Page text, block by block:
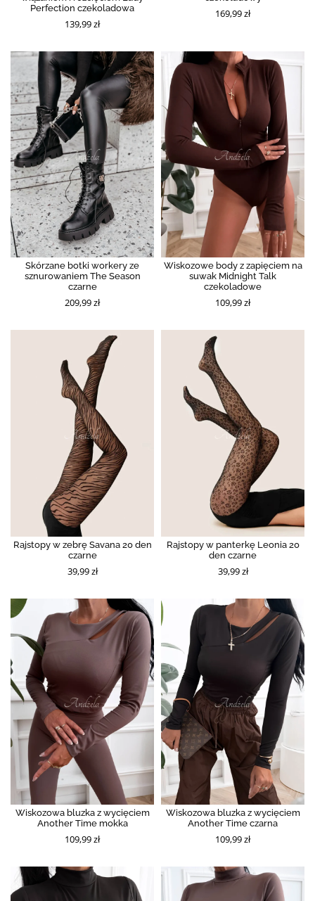
Perfection czekoladowa
139,99 zł
169,99 zł
Skórzane botki workery ze
sznurowaniem The Season
czarne
209,99 zł
Wiskozowe body z zapięciem na
suwak Midnight Talk
czekoladowe
109,99 zł
Rajstopy w zebrę Savana 20 den
czarne
39,99 zł
Rajstopy w panterkę Leonia 20
den czarne
39,99 zł
Wiskozowa bluzka z wycięciem
Another Time mokka
109,99 zł
Wiskozowa bluzka z wycięciem
Another Time czarna
109,99 zł